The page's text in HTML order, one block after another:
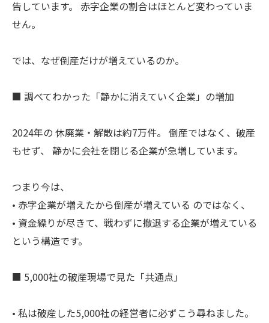
告しています。 赤字企業の割合はほとんど変わっていま
せん。
では、なぜ倒産だけが増えているのか。
■ 調べてわかった「静かに消えていく企業」の増加
2024年の 休廃業・解散は約7万件。 倒産ではなく、破産
もせず、 静かに会社を閉じる企業が急増しています。
つまり今は、
• 赤字企業が増えたから倒産が増えている のではなく、
• 資金繰りが尽きて、戦わずに撤退する企業が増えている
という構造です。
■ 5,000社の破産現場で見た「共通点」
• 私は破産した5,000社の経営者に必ずこう尋ねました。